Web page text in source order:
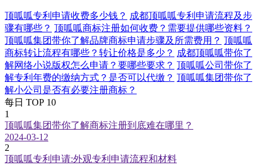
顶呱呱专利申请收费多少钱？ 成都顶呱呱专利申请流程及步
骤有哪些？ 顶呱呱商标注册如何收费？需要提供哪些资料？
顶呱呱集团带你了解品牌商标申请步骤及所需费用？ 顶呱呱
商标转让流程有哪些？转让价格是多少？ 成都顶呱呱带你了
解网络小说版权怎么申请？要哪些要求？ 顶呱呱公司带你了
解专利年费的缴纳方式？是否可以代缴？ 顶呱呱集团带你了
解小公司是否有必要注册商标？
每日 TOP 10
1
顶呱呱集团带你了解商标注册到底难在哪里？
2024-03-12
2
顶呱呱专利申请:外观专利申请流程和材料